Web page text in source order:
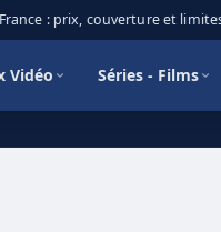
: prix, couverture et limites
Vidéo Séries - Films